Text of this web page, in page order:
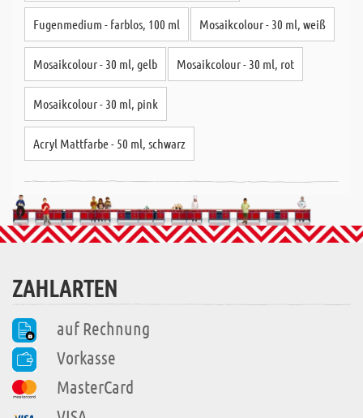
Fugenmedium - farblos, 100 ml Mosaikcolour - 30 ml, weiß
Mosaikcolour - 30 ml, gelb Mosaikcolour - 30 ml, rot
Mosaikcolour - 30 ml, pink
Acryl Mattfarbe - 50 ml, schwarz
ZAHLARTEN
auf Rechnung
Vorkasse
MasterCard